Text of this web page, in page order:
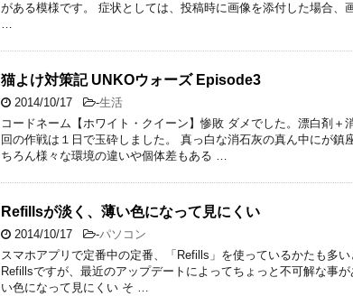
がある模様です。 症状としては、投稿時に画像を添付した場合、
…
猫よけ対策記 UNKOウォーズ Episode3
2014/10/17 -生活
コードネーム【ホワイト・クイーン】惨敗 ダメでした。漂白剤＋
回の作戦は１日で玉砕しました。 真っ白な消石灰の真ん中にが鎮
ちろん様々な環境の違いや個体差もある …
Refillsが淡く、薄い色になって見にくい
2014/10/17 -パソコン
スマホアプリで定番中の定番、「Refills」を使っているかたも多
Refillsですが、最近のアップデートによってちょっと不可解な事
い色になって見にくい そ …